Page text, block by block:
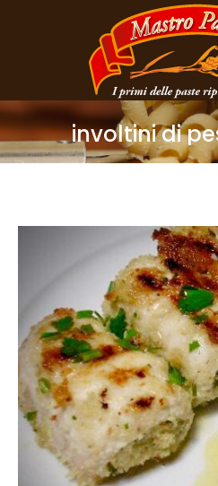
involtini di